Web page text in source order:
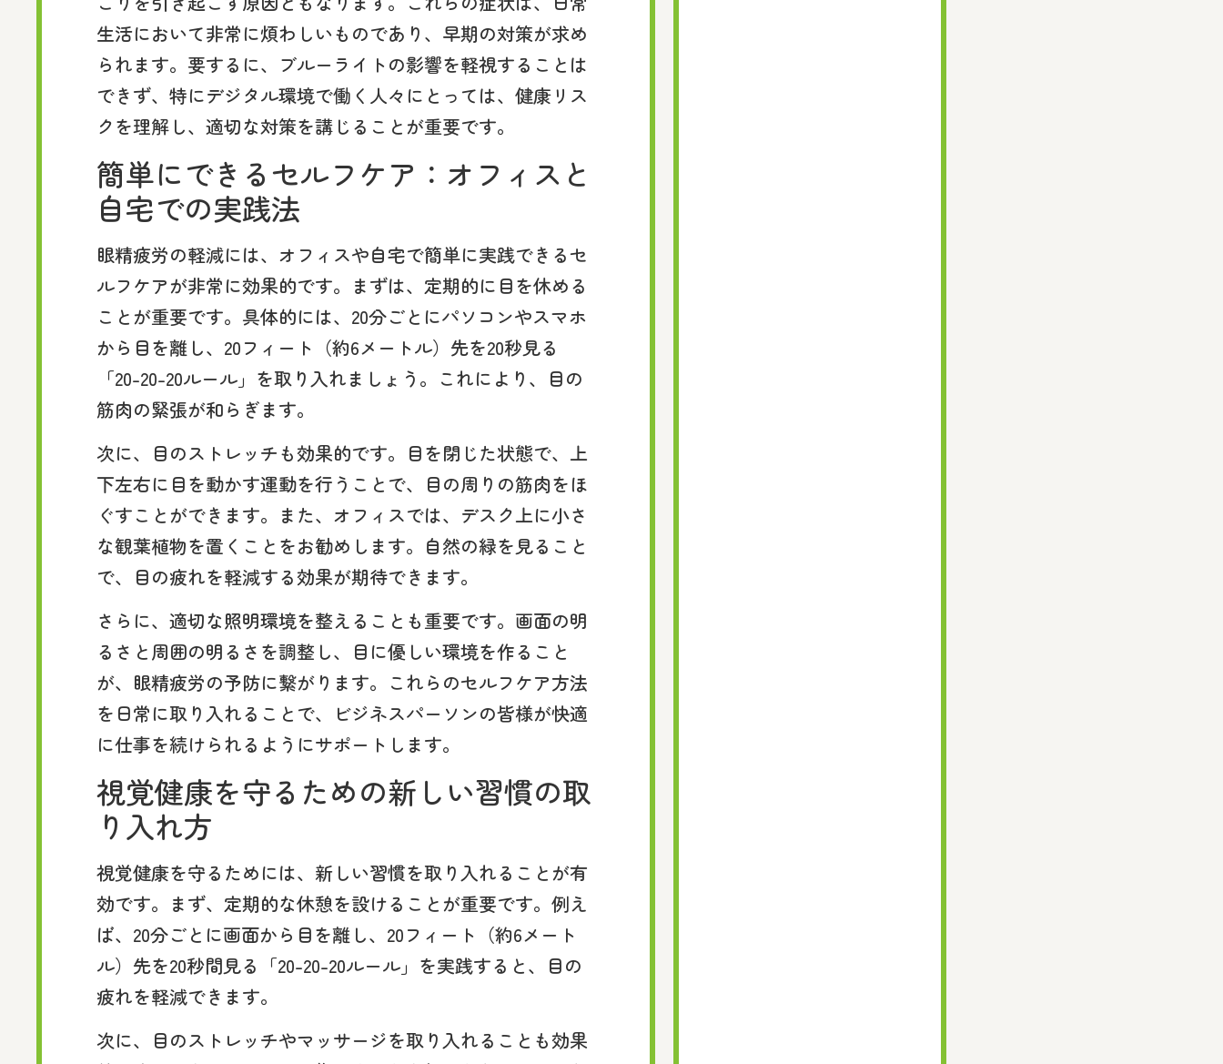
生活において非常に煩わしいものであり、早期の対策が求め
られます。要するに、ブルーライトの影響を軽視することは
できず、特にデジタル環境で働く人々にとっては、健康リス
クを理解し、適切な対策を講じることが重要です。
簡単にできるセルフケア：オフィスと
自宅での実践法
眼精疲労の軽減には、オフィスや自宅で簡単に実践できるセ
ルフケアが非常に効果的です。まずは、定期的に目を休める
ことが重要です。具体的には、20分ごとにパソコンやスマホ
から目を離し、20フィート（約6メートル）先を20秒見る
「20-20-20ルール」を取り入れましょう。これにより、目の
筋肉の緊張が和らぎます。
次に、目のストレッチも効果的です。目を閉じた状態で、上
下左右に目を動かす運動を行うことで、目の周りの筋肉をほ
ぐすことができます。また、オフィスでは、デスク上に小さ
な観葉植物を置くことをお勧めします。自然の緑を見ること
で、目の疲れを軽減する効果が期待できます。
さらに、適切な照明環境を整えることも重要です。画面の明
るさと周囲の明るさを調整し、目に優しい環境を作ること
が、眼精疲労の予防に繋がります。これらのセルフケア方法
を日常に取り入れることで、ビジネスパーソンの皆様が快適
に仕事を続けられるようにサポートします。
視覚健康を守るための新しい習慣の取
り入れ方
視覚健康を守るためには、新しい習慣を取り入れることが有
効です。まず、定期的な休憩を設けることが重要です。例え
ば、20分ごとに画面から目を離し、20フィート（約6メート
ル）先を20秒間見る「20-20-20ルール」を実践すると、目の
疲れを軽減できます。
次に、目のストレッチやマッサージを取り入れることも効果